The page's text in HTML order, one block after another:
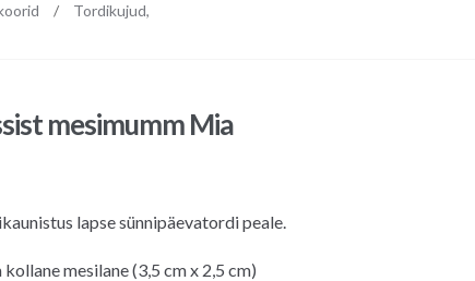
/
Tordikujud,
mesimumm Mia
lapse sünnipäevatordi peale.
mesilane (3,5 cm x 2,5 cm)